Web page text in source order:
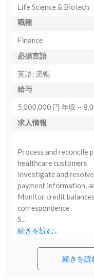
Life Science & Biotech
職種
Finance
必須言語
英語: 流暢
給与
5,000,000 円 年収 ~
求人情報
Process and reconcile
healthcare customers
Investigate and
payment information,
Monitor credit
correspondence
S...
続きを読む。
続きを読